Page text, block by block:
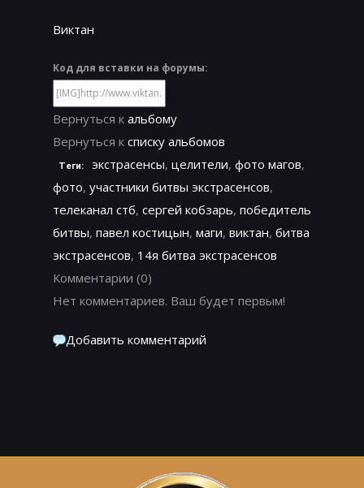
Виктан
Код для вставки на форумы:
Вернуться к альбому
Вернуться к списку альбомов
Теги: экстрасенсы, целители, фото магов,
фото, участники битвы экстрасенсов,
телеканал стб, сергей кобзарь, победитель
битвы, павел костицын, маги, виктан, битва
экстрасенсов, 14я битва экстрасенсов
Комментарии (0)
Нет комментариев. Ваш будет первым!
Добавить комментарий